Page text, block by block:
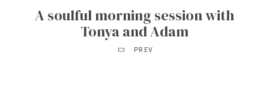
A soulful morning session with
Tonya and Adam
PREV